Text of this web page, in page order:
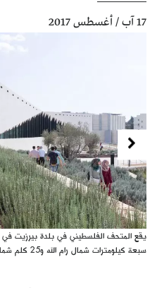
17 آب / أغسطس 2017
يقع المتحف الفلسطيني في بلدة بيرزيت
سبعة كيلومترات شمال رام الله و25 كلم شمال مدينة القدس المحتلة،
Previous